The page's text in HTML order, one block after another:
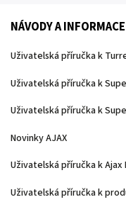
NÁVODY A
Uživatelská příručka k
Uživatelská příručka k
Uživatelská příručka k
Novinky AJAX
Uživatelská příručka k
Uživatelská příručka k